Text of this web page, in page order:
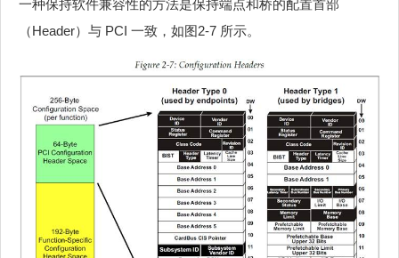
一种保持软件兼容性的方法是保持端点和桥的配置首部
（Header）与 PCI 一致，如图2‑7 所示。